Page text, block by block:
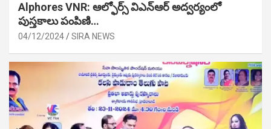
Alphores VNR: ఆల్ఫోర్స్ విఎన్ఆర్ అద్వర్యంలో
పుస్తకాలు పంపిణి…
04/12/2024 SIRA NEWS